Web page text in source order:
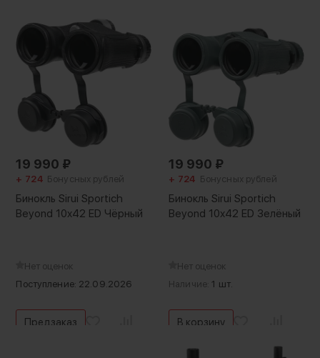
19 990 ₽
+ 724 Бонусных рублей
Бинокль Sirui Sportich
Beyond 10x42 ED Чёрный
Нет оценок
Поступление: 22.09.2026
Предзаказ
19 990 ₽
+ 724 Бонусных рублей
Бинокль Sirui Sportich
Beyond 10x42 ED Зелёный
Нет оценок
Наличие: 1 шт.
В корзину